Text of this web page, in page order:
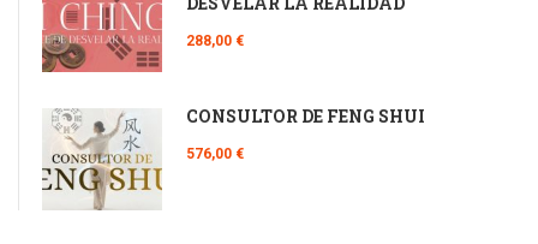
288,00 €
CONSULTOR DE FENG SHUI
576,00 €